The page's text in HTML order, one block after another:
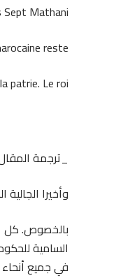
Mathani.
reste
patrie. Le roi
_ترجمة
وأخيرا الجالية
بالخصوص. كل
في جميع أنحاء